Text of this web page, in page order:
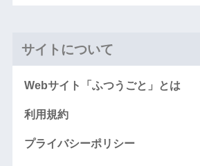
サイトについて
Webサイト「ふつうごと」とは
利用規約
プライバシーポリシー